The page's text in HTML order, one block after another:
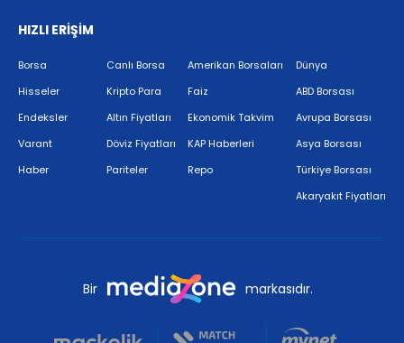
HIZLI ERİŞİM
Borsa
Hisseler
Endeksler
Varant
Haber
Canlı Borsa
Kripto Para
Altın Fiyatları
Döviz Fiyatları
Pariteler
Amerikan Borsaları
Faiz
Ekonomik Takvim
KAP Haberleri
Repo
Dünya
ABD Borsası
Avrupa Borsası
Asya Borsası
Türkiye Borsası
Akaryakıt Fiyatları
Bir markasıdır.